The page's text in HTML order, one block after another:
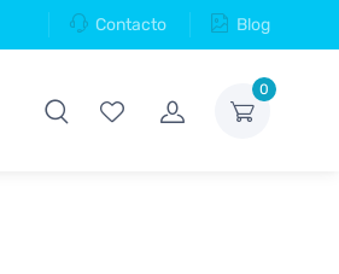
Contacto Blog
0